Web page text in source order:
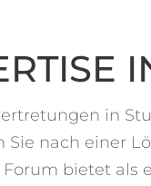
in
Sie nach einer
bietet als